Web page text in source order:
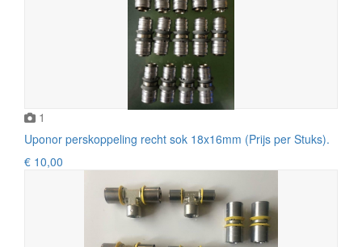
1
Uponor perskoppeling recht sok 18x16mm (Prijs per Stuks).
€ 10,00